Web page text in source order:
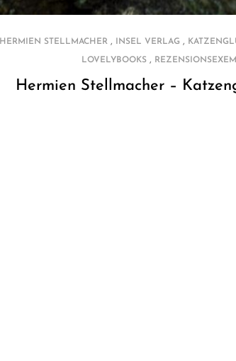
HERMIEN STELLMACHER , INSEL VERLAG ,
LOVELYBOOKS,
Hermien Stellmacher –